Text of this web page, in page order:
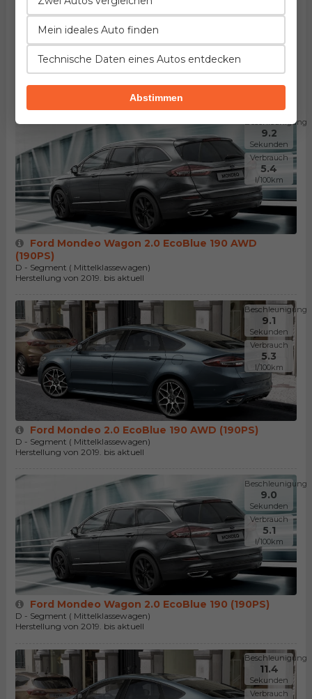
Herstellung von 2019. bis aktuell
Beschleunigung
9.2
Sekunden
Verbrauch
5.4
l/100km
Ford Mondeo Wagon 2.0 EcoBlue 190 AWD
(190PS)
D - Segment ( Mittelklassewagen)
Herstellung von 2019. bis aktuell
Beschleunigung
9.1
Sekunden
Verbrauch
5.3
l/100km
Ford Mondeo 2.0 EcoBlue 190 AWD (190PS)
D - Segment ( Mittelklassewagen)
Herstellung von 2019. bis aktuell
Beschleunigung
9.0
Sekunden
Verbrauch
5.1
l/100km
Ford Mondeo Wagon 2.0 EcoBlue 190 (190PS)
D - Segment ( Mittelklassewagen)
Herstellung von 2019. bis aktuell
Beschleunigung
11.4
Sekunden
Verbrauch
Mein ideales Auto finden
Technische Daten eines Autos entdecken
Abstimmen